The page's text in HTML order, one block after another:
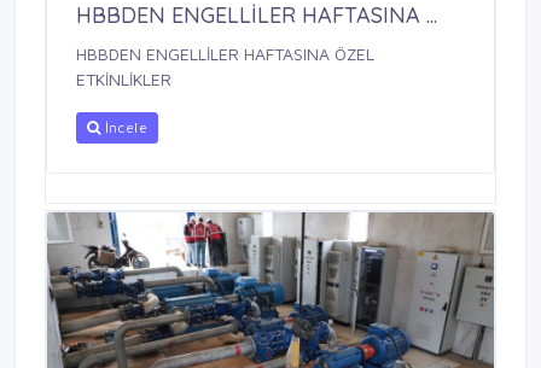
HBBDEN ENGELLİLER HAFTASINA ...
HBBDEN ENGELLİLER HAFTASINA ÖZEL
ETKİNLİKLER
İncele